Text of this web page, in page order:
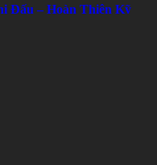
Đấu – Hoàn Thiện Kỹ